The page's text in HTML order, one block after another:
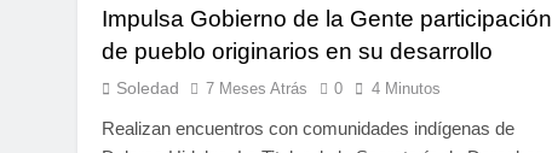
Impulsa Gobierno de la Gente participación
de pueblo originarios en su desarrollo
Soledad 7 Meses Atrás 0 4 Minutos
Realizan encuentros con comunidades indígenas de